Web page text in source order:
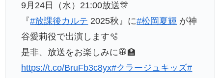
9月24日（水）21:00放送🎊
『#放課後カルテ 2025秋』に#松岡夏輝 が神
谷愛莉役で出演します🫧
是非、放送をお楽しみに🥼🏫
https://t.co/BruFb3c8yx#クラージュキッズ#